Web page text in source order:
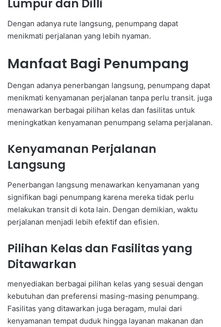
Lumpur dan Dilli
Dengan adanya rute langsung, penumpang dapat
menikmati perjalanan yang lebih nyaman.
Manfaat Bagi Penumpang
Dengan adanya penerbangan langsung, penumpang dapat
menikmati kenyamanan perjalanan tanpa perlu transit. juga
menawarkan berbagai pilihan kelas dan fasilitas untuk
meningkatkan kenyamanan penumpang selama perjalanan.
Kenyamanan Perjalanan
Langsung
Penerbangan langsung menawarkan kenyamanan yang
signifikan bagi penumpang karena mereka tidak perlu
melakukan transit di kota lain. Dengan demikian, waktu
perjalanan menjadi lebih efektif dan efisien.
Pilihan Kelas dan Fasilitas yang
Ditawarkan
menyediakan berbagai pilihan kelas yang sesuai dengan
kebutuhan dan preferensi masing-masing penumpang.
Fasilitas yang ditawarkan juga beragam, mulai dari
kenyamanan tempat duduk hingga layanan makanan dan